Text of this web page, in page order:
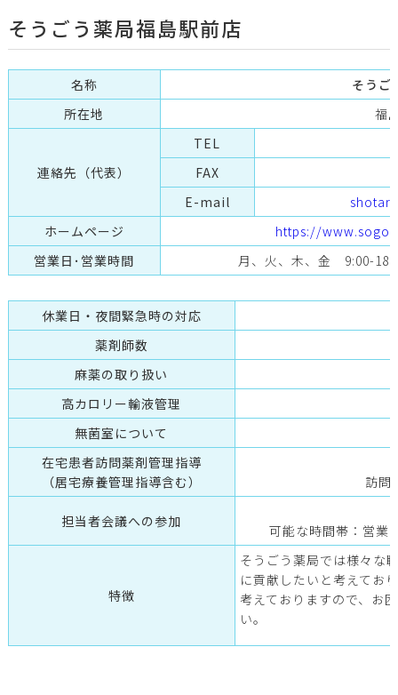
そうごう薬局福島駅前店
名称
そうご
所在地
福
連絡先（代表）
TEL
FAX
E-mail
ホームページ
https://
営業日･営業時間
月、火、木、金 9:00-
休業日・夜間緊急時の対応
薬剤師数
麻薬の取り扱い
高カロリー輸液管理
無菌室について
在宅患者訪問薬剤管理指導
（居宅療養管理指導含む）
訪問
担当者会議への参加
可能な時間帯：営業
特徴
そうごう薬局では様々な
に貢献したいと考えてお
考えておりますので、お
い。